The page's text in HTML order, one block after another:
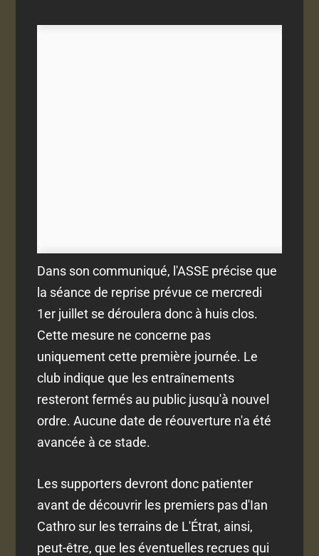
Dans son communiqué, l'ASSE précise que
la séance de reprise prévue ce mercredi
1er juillet se déroulera donc à huis clos.
Cette mesure ne concerne pas
uniquement cette première journée. Le
club indique que les entraînements
resteront fermés au public jusqu'à nouvel
ordre. Aucune date de réouverture n'a été
avancée à ce stade.
Les supporters devront donc patienter
avant de découvrir les premiers pas d'Ian
Cathro sur les terrains de L'Étrat, ainsi,
peut-être, que les éventuelles recrues qui